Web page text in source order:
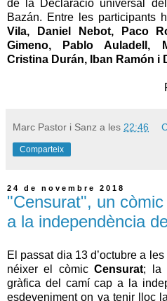
de la Declaració universal
Bazán. Entre les participants
Vila, Daniel Nebot, Paco
Gimeno, Pablo Auladell,
Cristina Durán, Iban Ramón i
Marc Pastor i Sanz a les 22:46
Comparteix
24 de novembre 2018
"Censurat", un
a la independència
El passat dia 13 d’octubre a les
néixer el còmicCensurat; la
gràfica del camí cap a la
esdeveniment on va tenir lloc